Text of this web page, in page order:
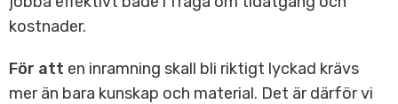
kostnader.
För att en inramning skall bli riktigt lyckad krävs
mer än bara kunskap och material. Det är därför vi